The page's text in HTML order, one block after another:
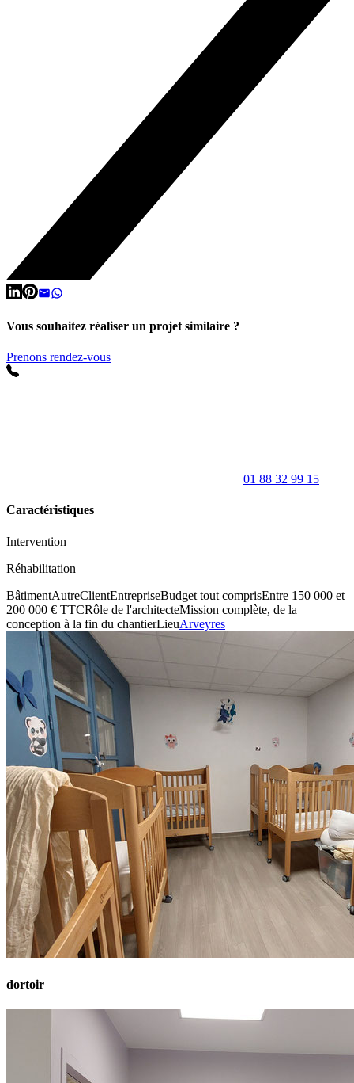
Vous souhaitez réaliser un projet similaire ?
Prenons rendez-vous
01 88 32 99 15
Caractéristiques
Intervention
Réhabilitation
BâtimentAutreClientEntrepriseBudget tout comprisEntre 150 000 et
200 000 € TTCRôle de l'architecteMission complète, de la
conception à la fin du chantierLieuArveyres
dortoir